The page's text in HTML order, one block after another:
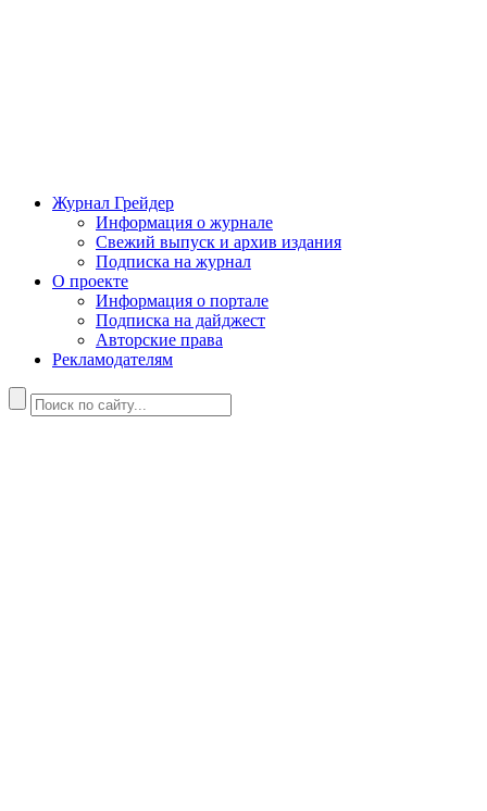
Журнал Грейдер
Информация о журнале
Свежий выпуск и архив издания
Подписка на журнал
О проекте
Информация о портале
Подписка на дайджест
Авторские права
Рекламодателям